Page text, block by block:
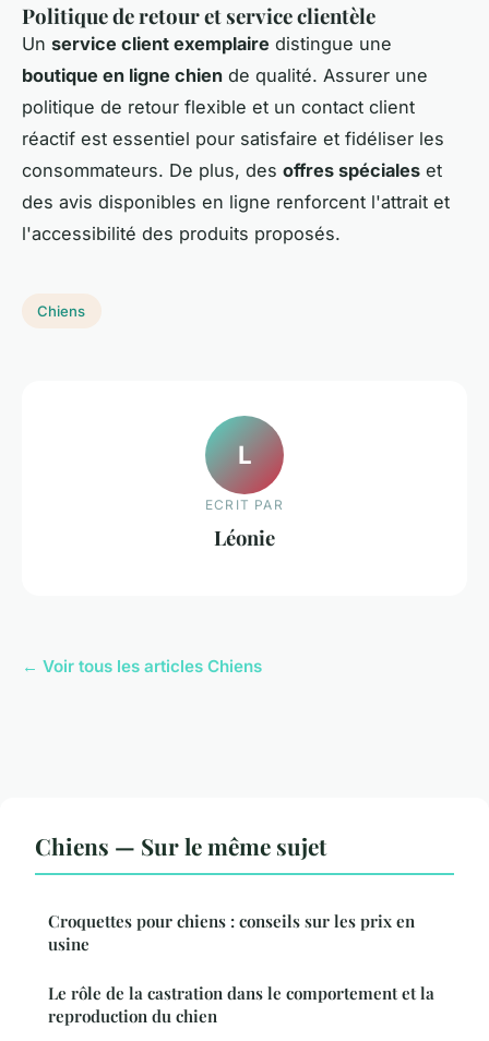
Politique de retour et service clientèle
Un service client exemplaire distingue une
boutique en ligne chien de qualité. Assurer une
politique de retour flexible et un contact client
réactif est essentiel pour satisfaire et fidéliser les
consommateurs. De plus, des offres spéciales et
des avis disponibles en ligne renforcent l'attrait et
l'accessibilité des produits proposés.
Chiens
L
ECRIT PAR
Léonie
← Voir tous les articles Chiens
Chiens — Sur le même sujet
Croquettes pour chiens : conseils sur les prix en
usine
Le rôle de la castration dans le comportement et la
reproduction du chien